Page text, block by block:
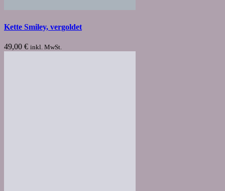
Kette Smiley, vergoldet
49,00 € inkl. MwSt.